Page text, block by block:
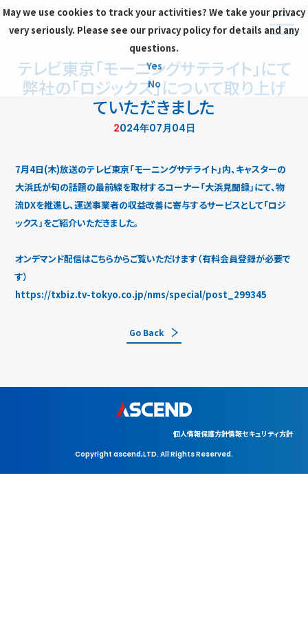
テレビ東京「モーニングサテライト」にて
弊社の「ロジックス」について取り上げ
ていただきました
2024年07月04日
7月4日(木)放送のテレビ東京「モーニングサテライト」内、キャスターの
大浜氏が旬の話題の最前線を取材するコーナー「大浜見聞録」にて、物
流DXを推進し、運送事業者の収益改善に寄与するサービスとして「ロジ
ックス」をご紹介いただきました。
オンデマンド配信はこちらからご覧いただけます（有料会員登録が必要で
す）
https://txbiz.tv-tokyo.co.jp/nms/special/post_299345
Go Back
Copyright ascend,LTD. All Rights Reserved.
個人情報保護方針情報セキュリティ方針
May we use cookies to track your activities? We take your privacy
very seriously. Please see our privacy policy for details and any
questions.
Yes
No